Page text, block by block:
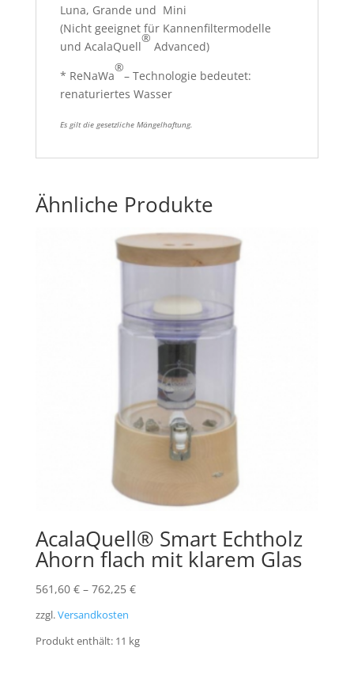
Luna, Grande und Mini
(Nicht geeignet für Kannenfiltermodelle
und AcalaQuell
®
Advanced)
* ReNaWa
®
– Technologie bedeutet:
renaturiertes Wasser
Es gilt die gesetzliche Mängelhaftung.
Ähnliche Produkte
AcalaQuell® Smart Echtholz
Ahorn flach mit klarem Glas
561,60 €– 762,25 €
zzgl.Versandkosten
Produkt enthält: 11 kg